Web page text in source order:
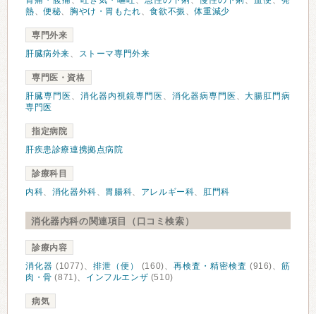
熱、便秘、 胸やけ・胃もたれ、食欲不振 、体重減少
専門外来
肝臓病外来、 ストーマ専門外来
専門医・資格
肝臓専門医 、 消化器内視鏡専門医 、 消化器病専門医 、大腸肛門病
専門医
指定病院
肝疾患診療連携拠点病院
診療科目
内科、 消化器外科、 胃腸科、 アレルギー科、 肛門科
消化器内科の関連項目（口コミ検索）
診療内容
消化器 (1077)、 排泄（便） (160)、再検査・精密検査 (916)、筋
肉・骨 (871)、 インフルエンザ (510)
病気